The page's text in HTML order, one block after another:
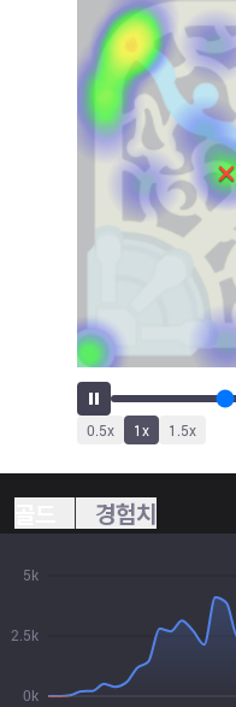
0.5x 1x 1.5x
경험치
0k
2.5k
5k